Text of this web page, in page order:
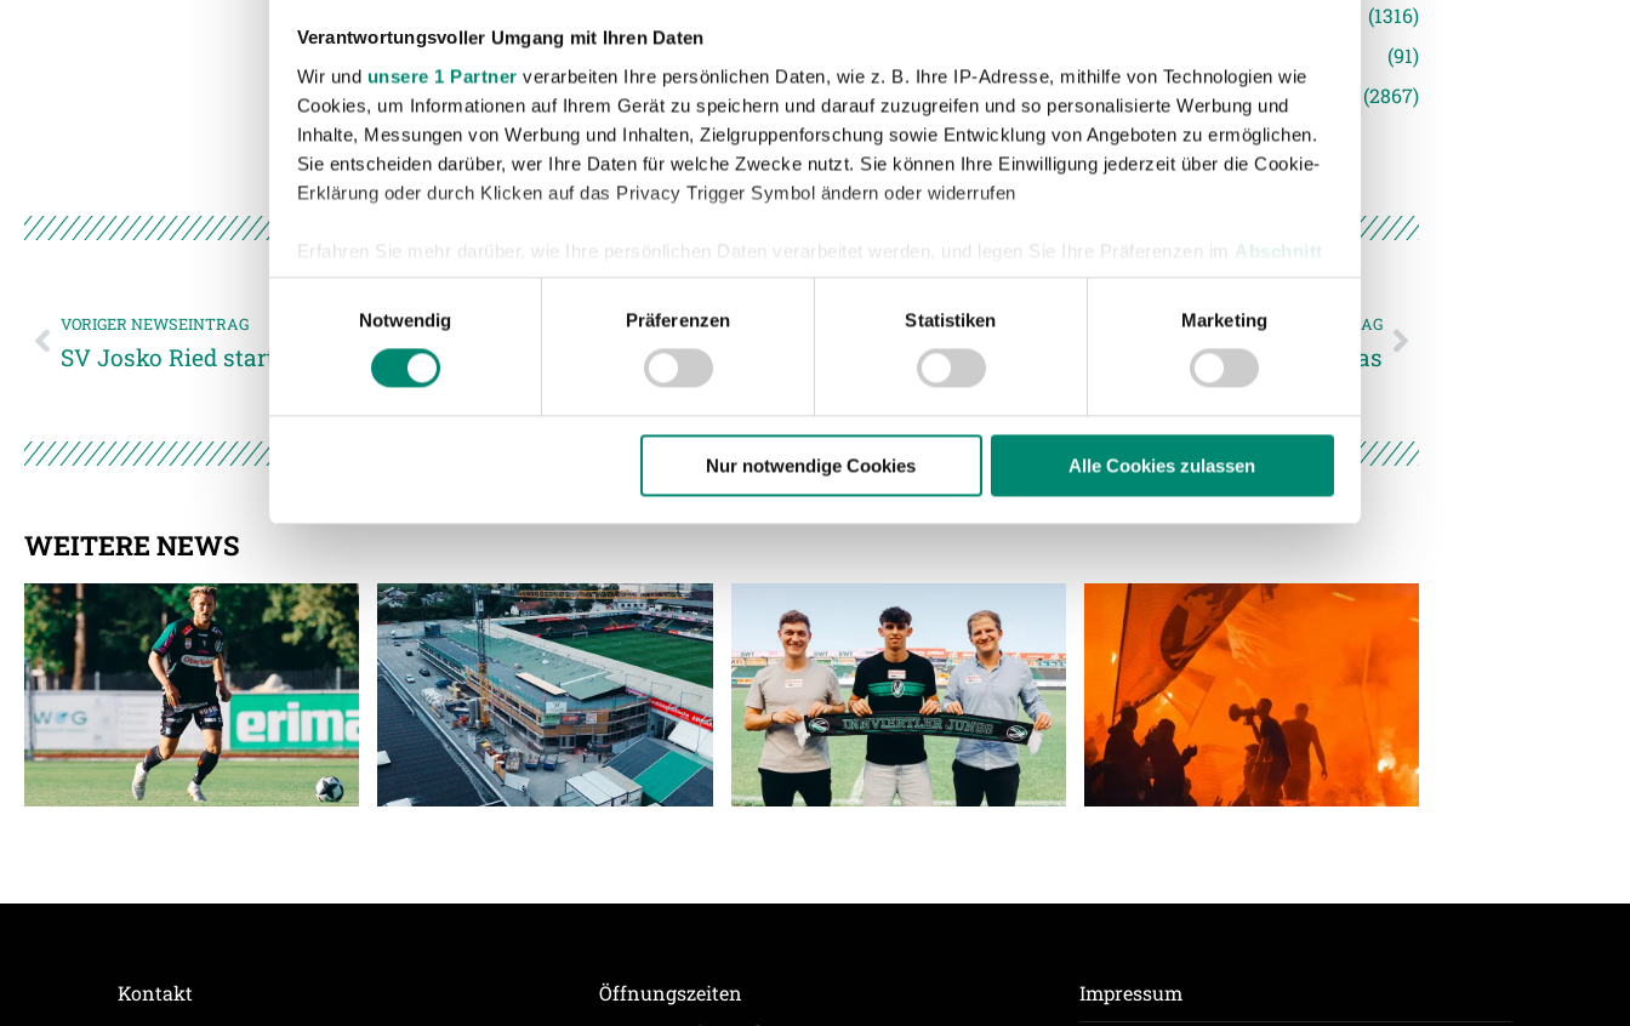
Verantwortungsvoller Umgang mit Ihren Daten
Wir und unsere 1 Partner verarbeiten Ihre persönlichen Daten, wie z. B. Ihre IP-Adresse, mithilfe von Technologien wie
Cookies, um Informationen auf Ihrem Gerät zu speichern und darauf zuzugreifen und so personalisierte Werbung und
Inhalte, Messungen von Werbung und Inhalten, Zielgruppenforschung sowie Entwicklung von Angeboten zu ermöglichen.
Sie entscheiden darüber, wer Ihre Daten für welche Zwecke nutzt. Sie können Ihre Einwilligung jederzeit über die Cookie-
Erklärung oder durch Klicken auf das Privacy Trigger Symbol ändern oder widerrufen
Erfahren Sie mehr darüber, wie Ihre persönlichen Daten verarbeitet werden, und legen Sie Ihre Präferenzen im Abschnitt
Einzelheitenfest.
Wir verwenden Cookies, um Inhalte und Anzeigen zu personalisieren, Funktionen für soziale Medien anbieten zu können
und die Zugriffe auf unsere Website zu analysieren. Außerdem geben wir Informationen zu Ihrer Verwendung unserer
Notwendig
Präferenzen Statistiken Marketing
Nur notwendige Cookies Alle Cookies zulassen
(1316)
(91)
Unkategorisiert
(2867)
VORIGER NEWSEINTRAG
SV Josko Ried startet in die neue Saison
NÄCHSTER NEWSEINTRAG
SV Josko Ried kickt jetzt mit Adidas
WEITERE NEWS
Kontakt
Öffnungszeiten
Impressum